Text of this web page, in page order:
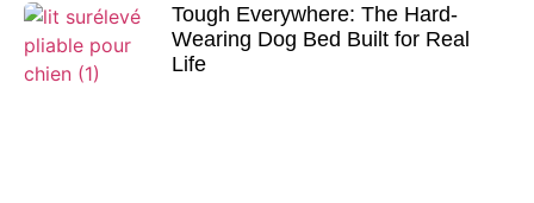
Tough Everywhere: The Hard-
Wearing Dog Bed Built for Real
Life